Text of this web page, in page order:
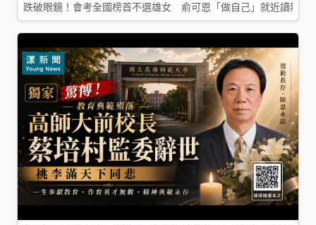
跌破眼鏡！會考全國榜首不選雄女 俞可恩「做自己」就近讀新莊